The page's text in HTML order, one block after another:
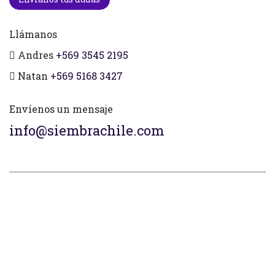
Llámanos
Andres +569 3545 2195
Natan +569 5168 3427
Envíenos un mensaje
info@siembrachile.com